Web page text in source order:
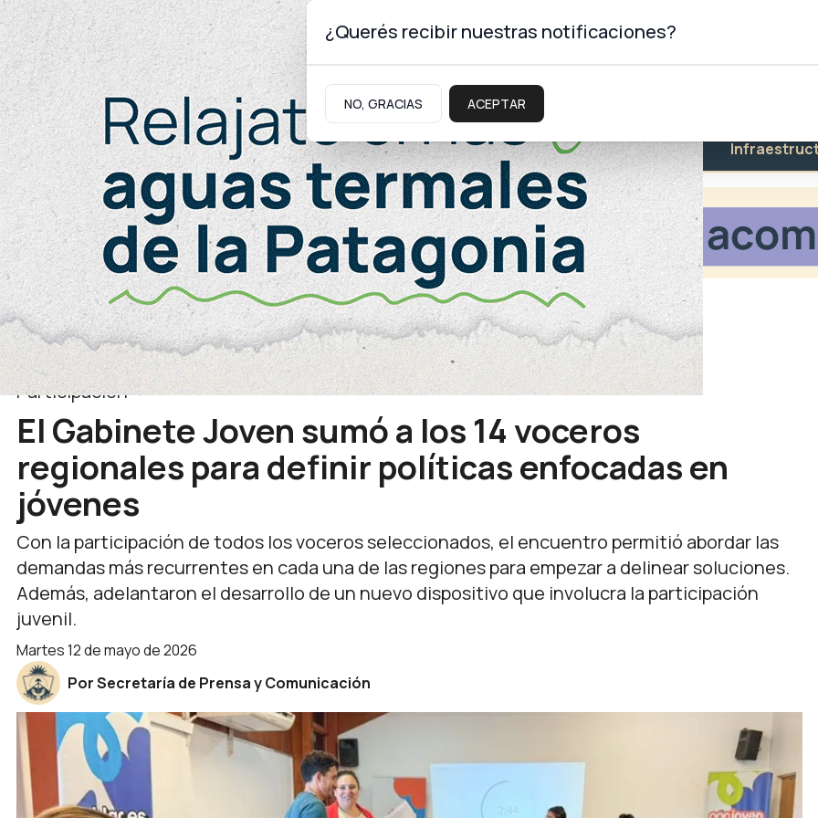
Viernes 7 deAgosto de 2026
Neuquinidad Gabinete Turismo Educación Salud
Juventud
Participación
El Gabinete Joven sumó a los 14 voceros
regionales para definir políticas enfocadas en
jóvenes
Con la participación de todos los voceros seleccionados, el encuentro permitió abordar las
demandas más recurrentes en cada una de las regiones para empezar a delinear soluciones.
Además, adelantaron el desarrollo de un nuevo dispositivo que involucra la participación
juvenil.
martes 12 de mayo de 2026
Por Secretaría de Prensa y Comunicación
¿Querés recibir nuestras notificaciones?
NO, GRACIAS ACEPTAR